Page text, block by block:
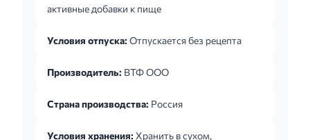
активные добавки к пище
Условия отпуска: Отпускается без рецепта
Производитель: ВТФ ООО
Страна производства: Россия
Условия хранения: Хранить в сухом,